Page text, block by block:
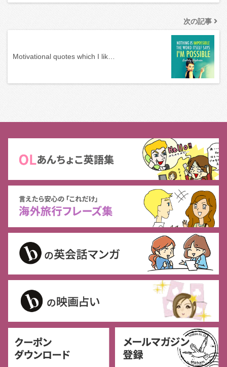
次の記事
Motivational quotes which I lik…